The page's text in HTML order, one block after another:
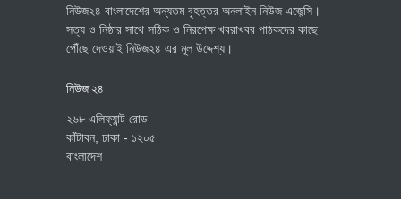
নিউজ২৪ বাংলাদেশের অন্যতম বৃহত্তর অনলাইন নিউজ এজেন্সি।
সত্য ও নিষ্ঠার সাথে সঠিক ও নিরপেক্ষ খবরাখবর পাঠকদের কাছে
পৌঁছে দেওয়াই নিউজ২৪ এর মূল উদ্দেশ্য।
নিউজ ২৪
২৬৮ এলিফ্যান্ট রোড
কাঁটাবন, ঢাকা - ১২০৫
বাংলাদেশ